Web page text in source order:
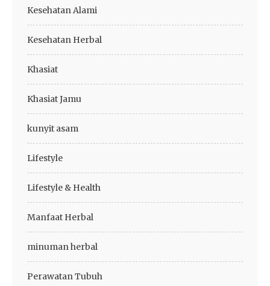
Kesehatan Alami
Kesehatan Herbal
Khasiat
Khasiat Jamu
kunyit asam
Lifestyle
Lifestyle & Health
Manfaat Herbal
minuman herbal
Perawatan Tubuh